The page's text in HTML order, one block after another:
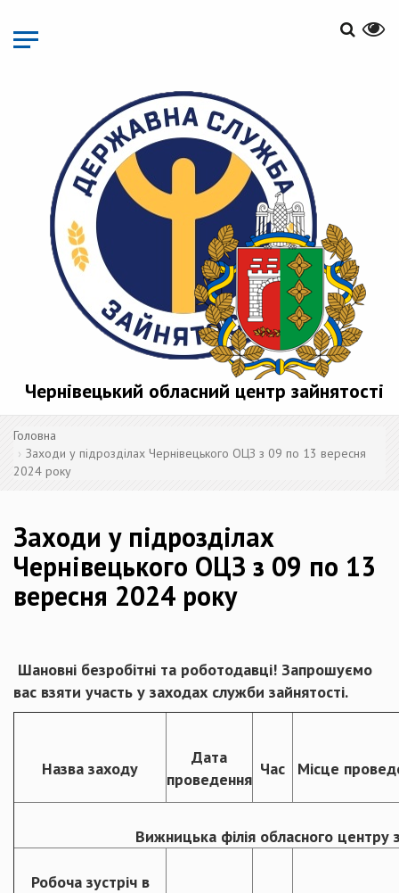
основного
матеріалу
Чернівецький обласний центр зайнятості
Головна
Заходи у підрозділах Чернівецького ОЦЗ з 09 по 13 вересня
2024 року
Заходи у підрозділах
Чернівецького ОЦЗ з 09 по 13
вересня 2024 року
Шановні безробітні та роботодавці! Запрошуємо
вас взяти участь у заходах служби зайнятості.
Назва заходу
Дата
проведення
Час Місце
Вижницька філія обласного центру
Робоча зустріч в